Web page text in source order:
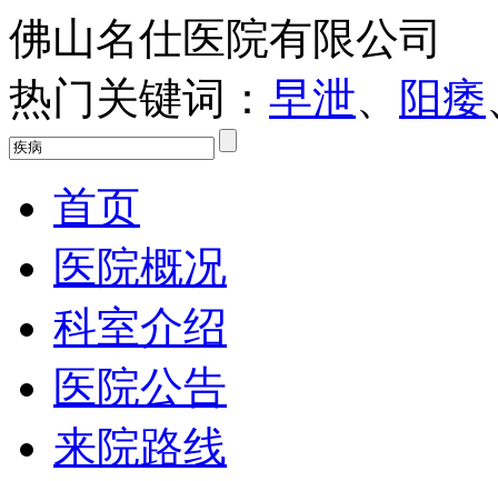
佛山名仕医院有限公司
热门关键词： 早泄、 阳痿
首页
医院概况
科室介绍
医院公告
来院路线